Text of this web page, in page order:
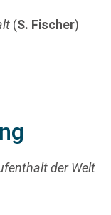
(S. Fischer)
der Welt